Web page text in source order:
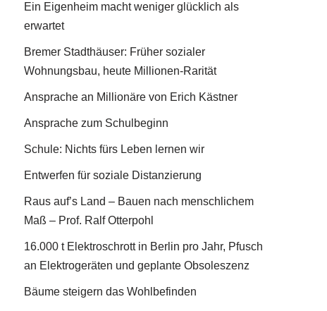
Ein Eigenheim macht weniger glücklich als
erwartet
Bremer Stadthäuser: Früher sozialer
Wohnungsbau, heute Millionen-Rarität
Ansprache an Millionäre von Erich Kästner
Ansprache zum Schulbeginn
Schule: Nichts fürs Leben lernen wir
Entwerfen für soziale Distanzierung
Raus auf’s Land – Bauen nach menschlichem
Maß – Prof. Ralf Otterpohl
16.000 t Elektroschrott in Berlin pro Jahr, Pfusch
an Elektrogeräten und geplante Obsoleszenz
Bäume steigern das Wohlbefinden